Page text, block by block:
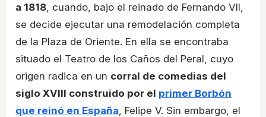
a 1818 , cuando, bajo el reinado de Fernando VII,
se decide ejecutar una remodelación completa
de la Plaza de Oriente. En ella se encontraba
situado el Teatro de los Caños del Peral, cuyo
origen radica en un corral de comedias del
siglo XVIII construido por el primer Borbón
que reinó en España , Felipe V. Sin embargo, el